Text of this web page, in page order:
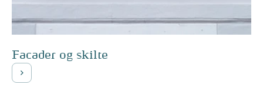
Facader og skilte